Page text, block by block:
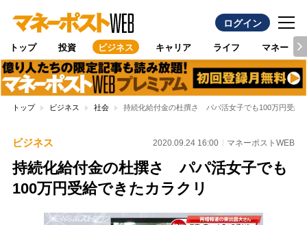
ログイン
トップ 投資 ビジネス キャリア ライフ マネー
トップ ビジネス 社会 持続化給付金の杜撰さ パパ活女子でも100万円受給
ビジネス 2020.09.24 16:00 マネーポストWEB
持続化給付金の杜撰さ パパ活女子でも
100万円受給できたカラクリ